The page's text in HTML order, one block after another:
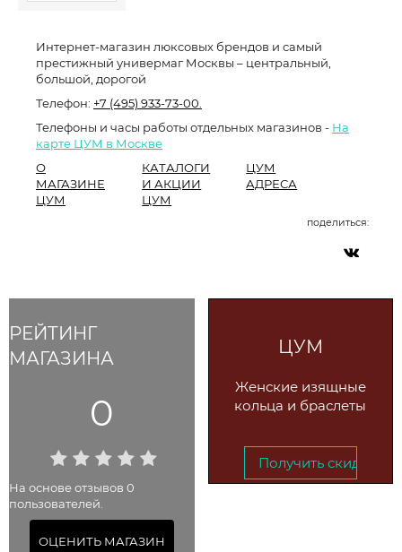
РЕЙТИНГ
МАГАЗИНА
0
На основе отзывов 0
пользователей.
ОЦЕНИТЬ МАГАЗИН
Интернет-магазин люксовых брендов и самый
престижный универмаг Москвы – центральный,
большой, дорогой
Телефон: +7 (495) 933-73-00.
Телефоны и часы работы отдельных магазинов - На
карте ЦУМ в Москве
О
МАГАЗИНЕ
ЦУМ
КАТАЛОГИ
И АКЦИИ
ЦУМ
ЦУМ
АДРЕСА
поделиться:
ЦУМ
Женские изящные
кольца и браслеты
Получить скидку →